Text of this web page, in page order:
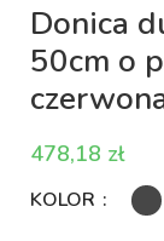
Donica
50cm o
zł
KOLOR